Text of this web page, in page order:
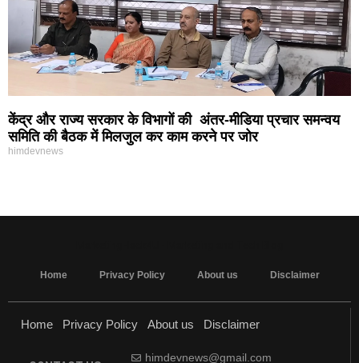
केंद्र और राज्य सरकार के विभागों की अंतर-मीडिया प्रचार समन्वय
समिति की बैठक में मिलजुल कर काम करने पर जोर
himdevnews
Home Privacy Policy About us Disclaimer
Home Privacy Policy About us Disclaimer
himdevnews@gmail.com